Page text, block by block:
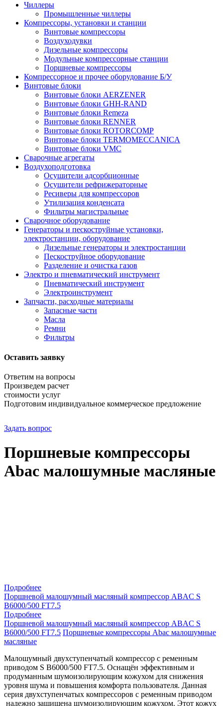
Чиллеры
Промышленные чиллеры
Компрессоры, установки и станции
Винтовые компрессоры
Воздуходувки
Дизельные компрессоры
Модульные компрессорные станции
Поршневые компрессоры
Компрессорное и прочее оборудование Б/У
Винтовые блоки
Винтовые блоки AERZENER
Винтовые блоки GHH-RAND
Винтовые блоки Remeza
Винтовые блоки RENNER
Винтовые блоки ROTORCOMP
Винтовые блоки TERMOMECCANICA
Винтовые блоки VMC
Сварочные агрегаты
Воздухоподготовка
Осушители адсорбционные
Осушители рефрижераторные
Ресиверы для компрессоров
Утилизация конденсата
Фильтры магистральные
Сварочное оборудование
Генераторы и пескоструйные установки,
электростанции, оборудование
Дизельные генераторы и электростанции
Пескоструйное оборудование
Разделение и очистка газов
Электро и пневматический инструмент
Пневматический инструмент
Электроинструмент
Запчасти, расходные материалы
Запасные части
Масла
Ремни
Фильтры
Оставить заявку
Ответим на вопросы
Произведем расчет
стоимости услуг
Подготовим индивидуальное коммерческое предложение
Задать вопрос
Поршневые компрессоры
Abac малошумные масляные
Подробнее
Поршневой малошумный масляный компрессор ABAC S
B6000/500 FT7.5
Подробнее
Поршневой малошумный масляный компрессор ABAC S
B6000/500 FT7.5 Поршневые компрессоры Abac малошумные
масляные
Малошумный двухступенчатый компрессор с ременным
приводом S B6000/500 FT7.5. Оснащён эффективным и
продуманным шумоизолирующим кожухом для снижения
уровня шума и повышения комфорта пользователя. Данная
серия двухступенчатых компрессоров с ременным приводом
надежно защищена шумоизолирующим кожухом. Этот кожух